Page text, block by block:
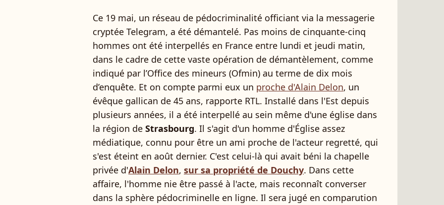
Ce 19 mai, un réseau de pédocriminalité officiant via la messagerie
cryptée Telegram, a été démantelé. Pas moins de cinquante-cinq
hommes ont été interpellés en France entre lundi et jeudi matin,
dans le cadre de cette vaste opération de démantèlement, comme
indiqué par l’Office des mineurs (Ofmin) au terme de dix mois
d’enquête. Et on compte parmi eux un proche d'Alain Delon, un
évêque gallican de 45 ans, rapporte RTL. Installé dans l'Est depuis
plusieurs années, il a été interpellé au sein même d'une église dans
la région de Strasbourg. Il s'agit d'un homme d'Église assez
médiatique, connu pour être un ami proche de l'acteur regretté, qui
s'est éteint en août dernier. C'est celui-là qui avait béni la chapelle
privée d'Alain Delon, sur sa propriété de Douchy. Dans cette
affaire, l'homme nie être passé à l'acte, mais reconnaît converser
dans la sphère pédocriminelle en ligne. Il sera jugé en comparution